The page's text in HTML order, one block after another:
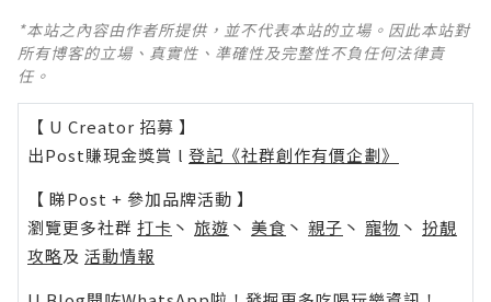
*本站之內容由作者所提供，並不代表本站的立場。因此本站對
所有博客的立場、真實性、準確性及完整性不負任何法律責
任。
【 U Creator 招募 】
出Post賺現金獎賞 l 登記《社群創作有價企劃》
【 睇Post + 參加品牌活動 】
瀏覽更多社群 打卡 丶 旅遊 丶 美食 丶 親子 丶 寵物 丶 扮靚
攻略及 活動情報